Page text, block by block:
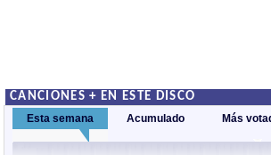
CANCIONES + EN ESTE DISCO
Esta semana Acumulado Más